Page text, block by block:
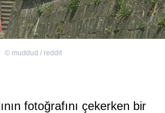
© muddud / reddit
fotoğrafını çekerken bir